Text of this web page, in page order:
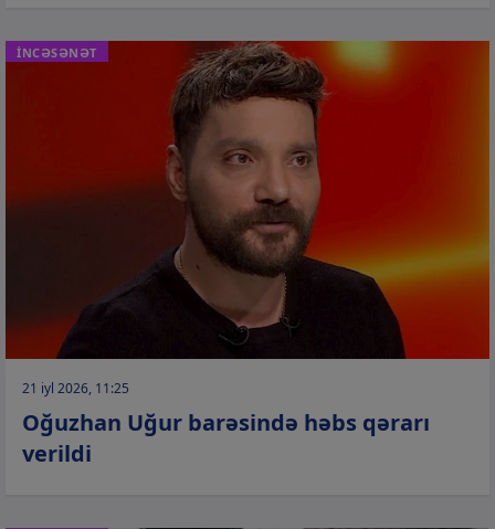
İNCƏSƏNƏT
21 iyl 2026, 11:25
Oğuzhan Uğur barəsində həbs qərarı
verildi